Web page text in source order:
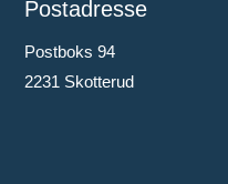
Postadresse
Postboks 94
2231 Skotterud